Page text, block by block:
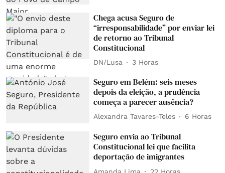
Chega acusa Seguro de
“irresponsabilidade” por enviar lei
de retorno ao Tribunal
Constitucional
DN/Lusa 3 Horas
Seguro em Belém: seis meses
depois da eleição, a prudência
começa a parecer ausência?
Alexandra Tavares-Teles 6 Horas
Seguro envia ao Tribunal
Constitucional lei que facilita
deportação de imigrantes
Amanda Lima 22 Horas